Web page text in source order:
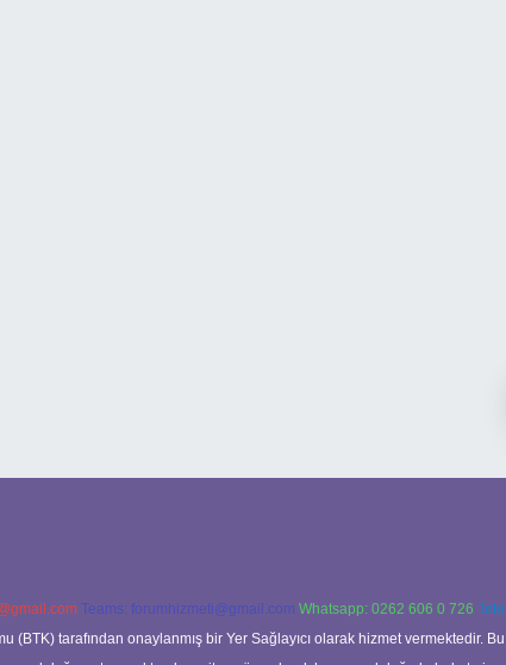
Teams: forumhizmeti@gmail.com Whatsapp: 0262 606 0 726
(BTK) tarafından onaylanmış bir Yer Sağlayıcı olarak hizmet vermektedir.